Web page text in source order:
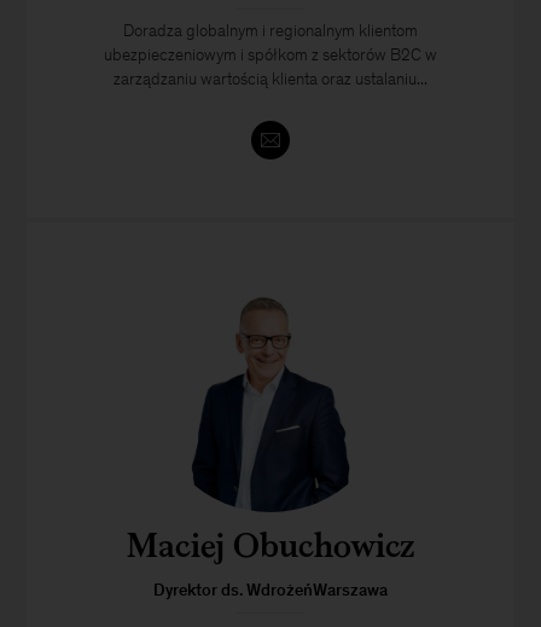
Doradza globalnym i regionalnym klientom
ubezpieczeniowym i spółkom z sektorów B2C w
zarządzaniu wartością klienta oraz ustalaniu...
Maciej Obuchowicz
Dyrektor ds. WdrożeńWarszawa